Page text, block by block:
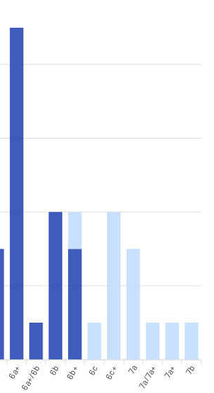
6a+6a+/6b 6b 6b+ 6c 6c+ 7a7a/7a+ 7a+ 7b